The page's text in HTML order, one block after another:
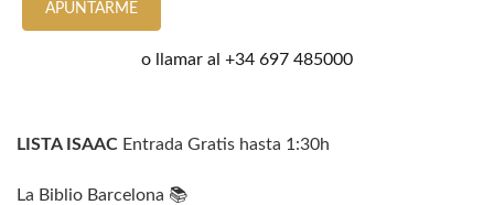
APUNTARME
o llamar al +34 697 485000
LISTA ISAAC Entrada Gratis hasta 1:30h
La Biblio Barcelona 📚